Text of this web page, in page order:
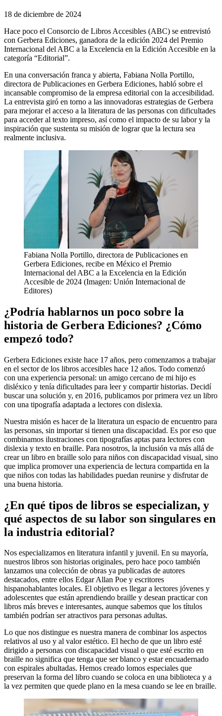
18 de diciembre de 2024
Hace poco el Consorcio de Libros Accesibles (ABC) se entrevistó
con Gerbera Ediciones, ganadora de la edición 2024 del Premio
Internacional del ABC a la Excelencia en la Edición Accesible en la
categoría “Editorial”.
En una conversación franca y abierta, Fabiana Nolla Portillo,
directora de Publicaciones en Gerbera Ediciones, habló sobre el
incansable compromiso de la empresa editorial con la accesibilidad.
La entrevista giró en torno a las innovadoras estrategias de Gerbera
para mejorar el acceso a la literatura de las personas con dificultades
para acceder al texto impreso, así como el impacto de su labor y la
inspiración que sustenta su misión de lograr que la lectura sea
realmente inclusiva.
Fabiana Nolla Portillo, directora de Publicaciones en
Gerbera Ediciones, recibe en México el Premio
Internacional del ABC a la Excelencia en la Edición
Accesible de 2024 (Imagen: Unión Internacional de
Editores)
¿Podría hablarnos un poco sobre la
historia de Gerbera Ediciones? ¿Cómo
empezó todo?
Gerbera Ediciones existe hace 17 años, pero comenzamos a trabajar
en el sector de los libros accesibles hace 12 años. Todo comenzó
con una experiencia personal: un amigo cercano de mi hijo es
disléxico y tenía dificultades para leer y compartir historias. Decidí
buscar una solución y, en 2016, publicamos por primera vez un libro
con una tipografía adaptada a lectores con dislexia.
Nuestra misión es hacer de la literatura un espacio de encuentro para
las personas, sin importar si tienen una discapacidad. Es por eso que
combinamos ilustraciones con tipografías aptas para lectores con
dislexia y texto en braille. Para nosotros, la inclusión va más allá de
crear un libro en braille solo para niños con discapacidad visual, sino
que implica promover una experiencia de lectura compartida en la
que niños con todas las habilidades puedan reunirse y disfrutar de
una buena historia.
¿En qué tipos de libros se especializan, y
qué aspectos de su labor son singulares en
la industria editorial?
Nos especializamos en literatura infantil y juvenil. En su mayoría,
nuestros libros son historias originales, pero hace poco también
lanzamos una colección de obras ya publicadas de autores
destacados, entre ellos Edgar Allan Poe y escritores
hispanohablantes locales. El objetivo es llegar a lectores jóvenes y
adolescentes que están aprendiendo braille y desean practicar con
libros más breves e interesantes, aunque sabemos que los títulos
también podrían ser atractivos para personas adultas.
Lo que nos distingue es nuestra manera de combinar los aspectos
relativos al uso y al valor estético. El hecho de que un libro esté
dirigido a personas con discapacidad visual o que esté escrito en
braille no significa que tenga que ser blanco y estar encuadernado
con espirales abultadas. Hemos creado lomos especiales que
preservan la forma del libro cuando se coloca en una biblioteca y a
la vez permiten que quede plano en la mesa cuando se lee en braille.